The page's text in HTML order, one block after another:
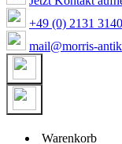
+49 (0) 2131
mail@morris-
Warenkorb